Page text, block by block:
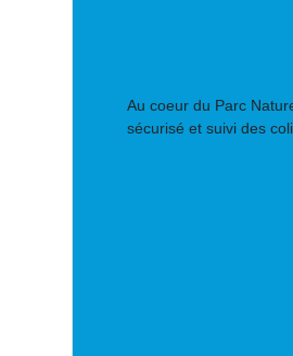
Au coeur du Parc
sécurisé et suivi des